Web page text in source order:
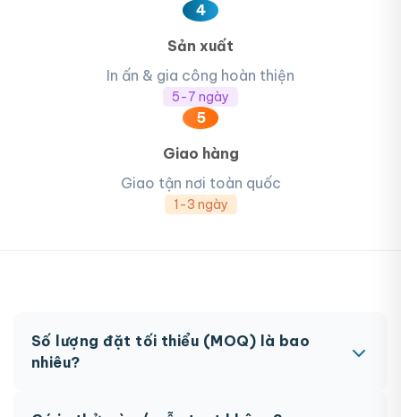
4
Sản xuất
In ấn & gia công hoàn thiện
5-7 ngày
5
Giao hàng
Giao tận nơi toàn quốc
1-3 ngày
Số lượng đặt tối thiểu (MOQ) là bao
nhiêu?